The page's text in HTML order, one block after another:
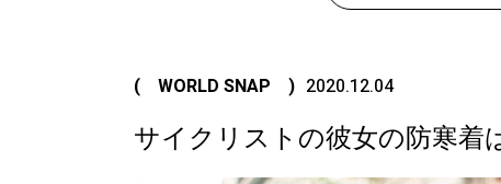
( WORLD SNAP ) 2020.12.04
サイクリストの彼女の防寒着